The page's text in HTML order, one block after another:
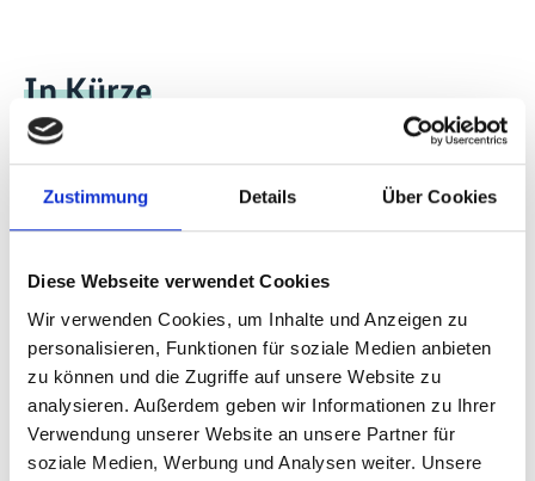
Zustimmung Details Über Cookies
Diese Webseite verwendet Cookies
Wir verwenden Cookies, um Inhalte und Anzeigen zu
personalisieren, Funktionen für soziale Medien anbieten
zu können und die Zugriffe auf unsere Website zu
analysieren. Außerdem geben wir Informationen zu Ihrer
Verwendung unserer Website an unsere Partner für
soziale Medien, Werbung und Analysen weiter. Unsere
In Kürze
Region
Einwohnerzahl: 1,45 Mrd. (Weltbank, 2024)
(3. Rang der globalen Top-Emittenten) (ClimateWatch,
2022)
CO 2eq-Emissionen pro Kopf (inkl. LUCF):2,7 t
(ClimateWatch, 2022)
Gesamtenergieversorgung (IEA, 2023):